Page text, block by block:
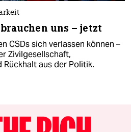
uns – jetzt
CSDs sich verlassen können –
Zivilgesellschaft,
aus der Politik.